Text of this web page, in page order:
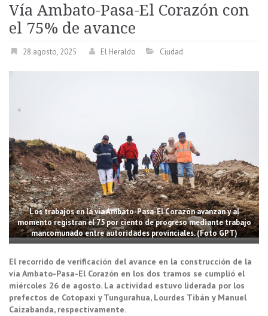
Vía Ambato-Pasa-El Corazón con
el 75% de avance
28 agosto, 2025 El Heraldo Ciudad
Los trabajos en la vía Ambato-Pasa-El Corazón avanzan y al
momento registran el 75 por ciento de progreso mediante trabajo
mancomunado entre autoridades provinciales. (Foto GPT)
El recorrido de verificación del avance en la construcción de la
vía Ambato-Pasa-El Corazón en los dos tramos se cumplió el
miércoles 26 de agosto. La actividad estuvo liderada por los
prefectos de Cotopaxi y Tungurahua, Lourdes Tibán y Manuel
Caizabanda, respectivamente.